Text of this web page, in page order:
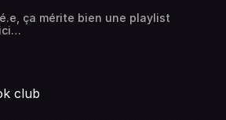
ça mérite bien une playlist
playlist/
Un podcast de Bérengère
Juliette Poney Hébergé par Acast.
pour plus d'informations.
club